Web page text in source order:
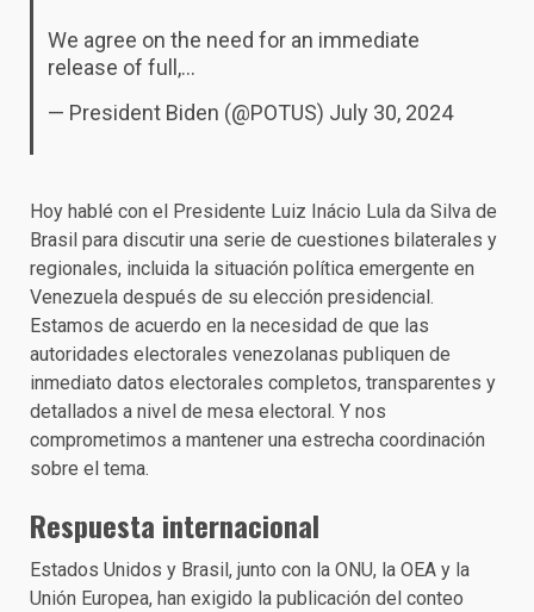
We agree on the need for an immediate
release of full,…
— President Biden (@POTUS) July 30, 2024
Hoy hablé con el Presidente Luiz Inácio Lula da Silva de
Brasil para discutir una serie de cuestiones bilaterales y
regionales, incluida la situación política emergente en
Venezuela después de su elección presidencial.
Estamos de acuerdo en la necesidad de que las
autoridades electorales venezolanas publiquen de
inmediato datos electorales completos, transparentes y
detallados a nivel de mesa electoral. Y nos
comprometimos a mantener una estrecha coordinación
sobre el tema.
Respuesta internacional
Estados Unidos y Brasil, junto con la ONU, la OEA y la
Unión Europea, han exigido la publicación del conteo